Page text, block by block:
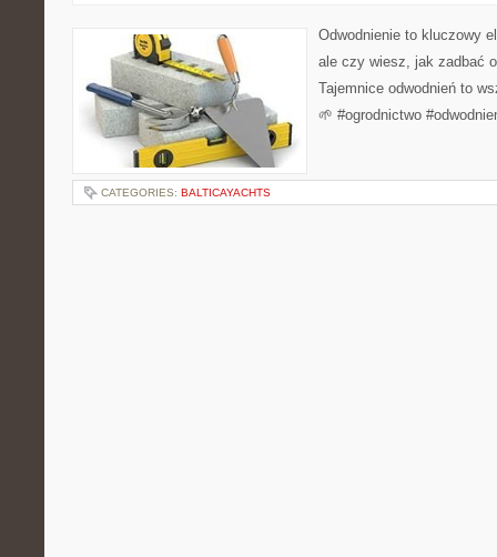
Odwodnienie to kluczowy
ale czy wiesz, jak zadbać
Tajemnice odwodnień to
🌱 #ogrodnictwo
CATEGORIES: BALTICAYACHTS